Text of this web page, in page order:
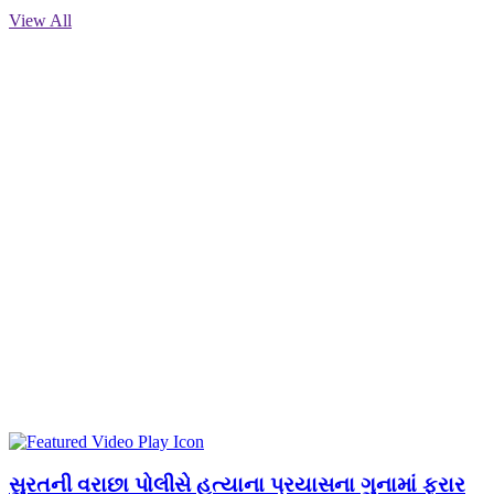
View All
સુરતની વરાછા પોલીસે હત્યાના પ્રયાસના ગુનામાં ફરાર